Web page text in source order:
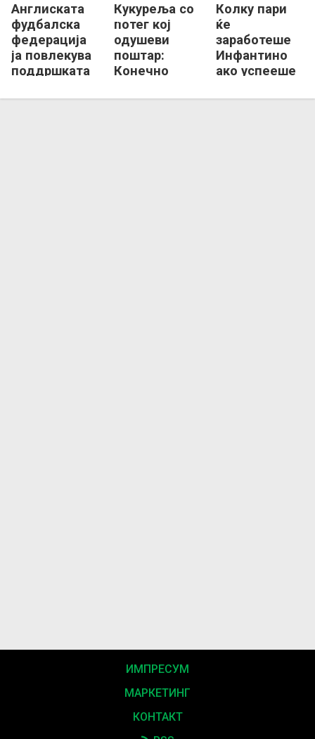
Англиската
фудбалска
федерација
ја повлекува
поддршката
Инфантино!
Кукуреља со
потег кој
одушеви
поштар:
Конечно
со медал од
Шпанија
Колку пари
ќе
заработеше
Инфантино
ако успееше
„продаде
ИМПРЕСУМ
МАРКЕТИНГ
КОНТАКТ